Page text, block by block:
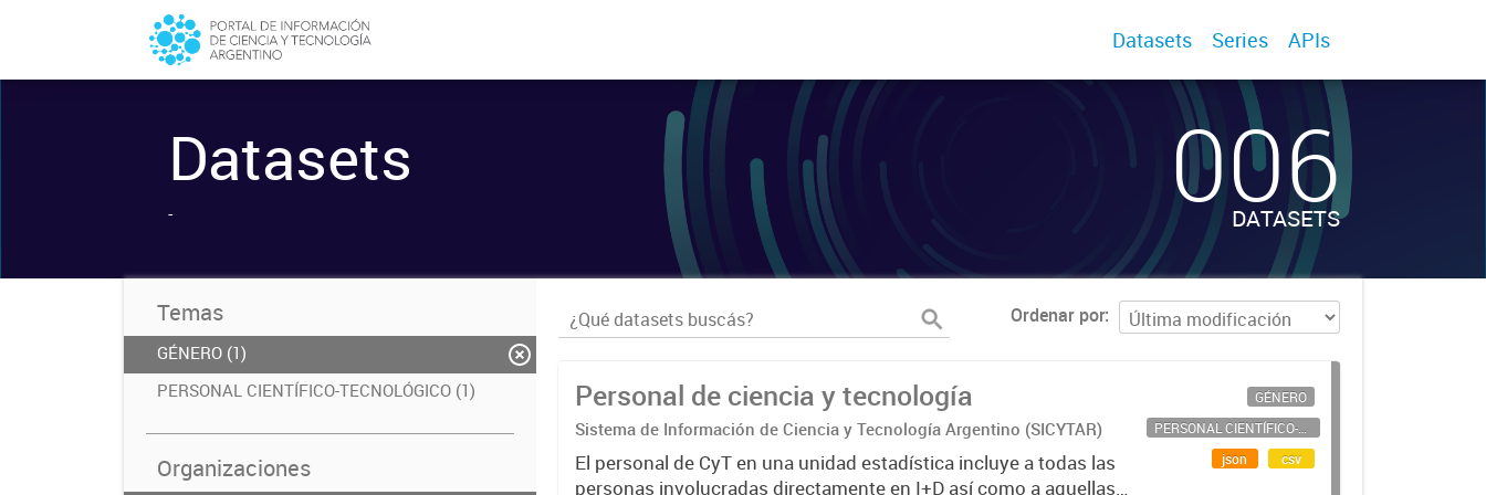
Datasets Series APIs
Datasets
- 006
DATASETS
Temas
GÉNERO (1)
PERSONAL CIENTÍFICO-TECNOLÓGICO (1)
Organizaciones
Ordenar por
Personal de ciencia y tecnología
Sistema de Información de Ciencia y Tecnología Argentino (SICYTAR)
El personal de CyT en una unidad estadística incluye a todas las
personas involucradas directamente en I+D así como a aquellas
GÉNERO
PERSONAL CIENTÍFICO-TECNOLÓGICO
json
csv